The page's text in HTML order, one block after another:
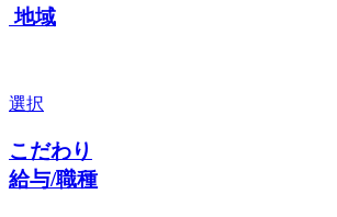
地域
選択
こだわり
給与/職種